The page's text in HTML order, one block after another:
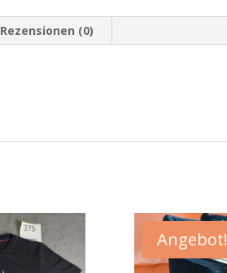
Rezensionen (0)
Angebot!